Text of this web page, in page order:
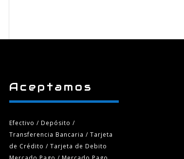
Aceptamos
Efectivo / Depósito /
Transferencia Bancaria/ Tarjeta
de Crédito / Tarjeta de Debito